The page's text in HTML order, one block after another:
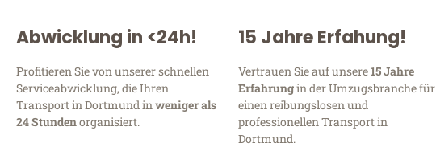
Abwicklung in <24h!
Profitieren Sie von unserer schnellen
Serviceabwicklung, die Ihren
Transport in Dortmund in weniger als
24 Stundenorganisiert.
15 Jahre Erfahung!
Vertrauen Sie auf unsere15 Jahre
Erfahrungin der Umzugsbranche für
einen reibungslosen und
professionellen Transport in
Dortmund.